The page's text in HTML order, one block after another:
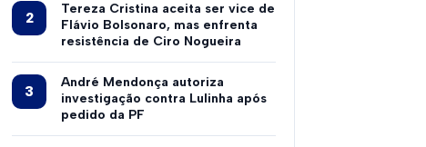
Tereza Cristina aceita ser vice de
Flávio Bolsonaro, mas enfrenta
resistência de Ciro Nogueira
André Mendonça autoriza
investigação contra Lulinha após
pedido da PF